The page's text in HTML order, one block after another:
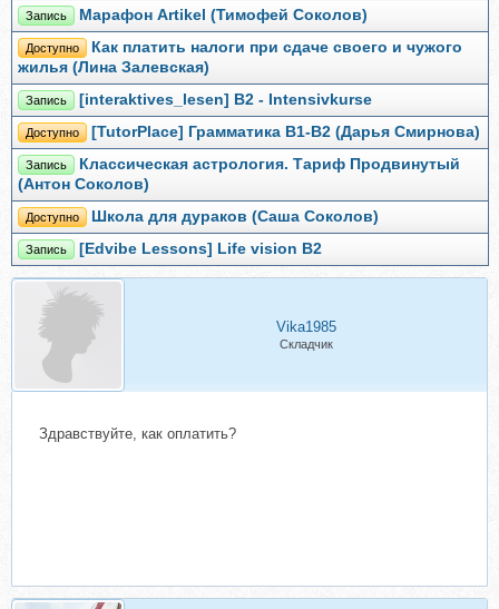
Запись Марафон Artikel (Тимофей Соколов)
Доступно
Как платить налоги при сдаче своего и чужого
жилья (Лина Залевская)
Запись [interaktives_lesen] B2 - Intensivkurse
Доступно [TutorPlace] Грамматика В1-B2 (Дарья Смирнова)
Запись
Классическая астрология. Тариф Продвинутый
(Антон Соколов)
Доступно Школа для дураков (Саша Соколов)
Запись [Edvibe Lessons] Life vision B2
Vika1985
Складчик
Здравствуйте, как оплатить?